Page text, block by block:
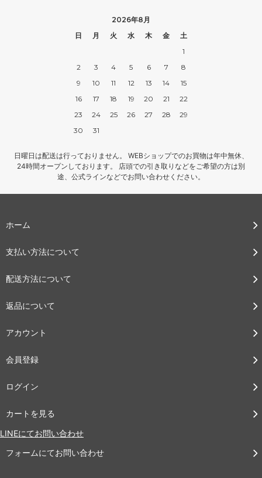
2026年8月
日
月 火 水 木 金
土
1
2
3 4 5 6 7
8
9
10 11 12 13 14
15
16
17 18 19 20 21
22
23
24 25 26 27 28
29
30
31
日曜日は配送は行っておりません。 WEBショップでのお買物は年中無休、
24時間オープンしております。 店頭での引き取りなどをご希望の方は別
途、公式ラインなどでお問い合わせください。
ホーム
支払い方法について
配送方法について
返品について
アカウント
会員登録
ログイン
カートを見る
LINEにてお問い合わせ
フォームにてお問い合わせ